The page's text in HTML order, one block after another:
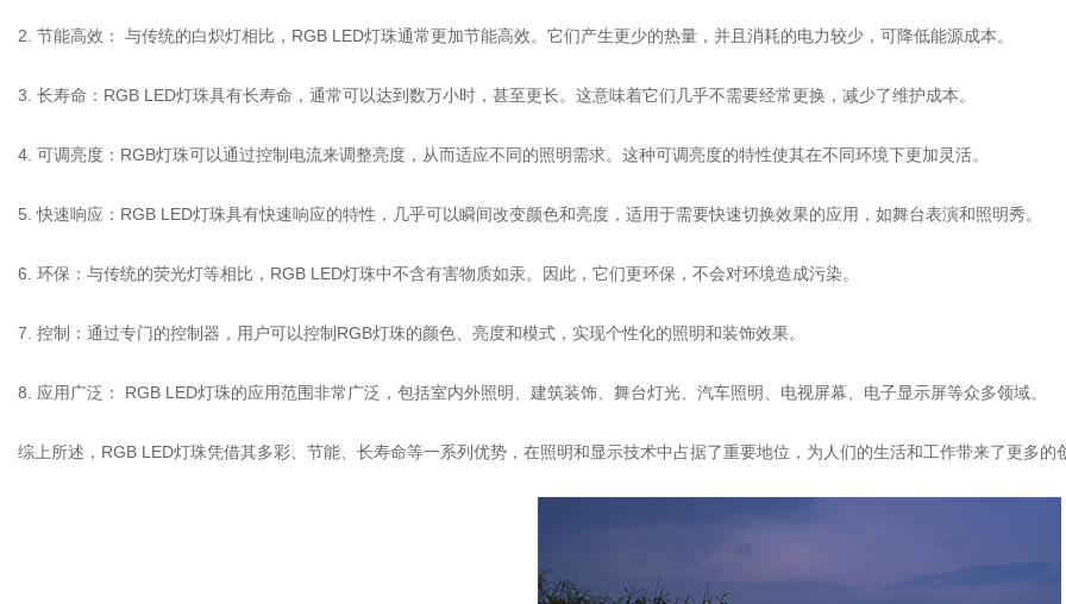
2. 节能高效： 与传统的白炽灯相比，RGB LED灯珠通常更加节能高效。它们产生更少的热量，并且消耗的电力较少，可降低能源成本。
3. 长寿命：RGB LED灯珠具有长寿命，通常可以达到数万小时，甚至更长。这意味着它们几乎不需要经常更换，减少了维护成本。
4. 可调亮度：RGB灯珠可以通过控制电流来调整亮度，从而适应不同的照明需求。这种可调亮度的特性使其在不同环境下更加灵活。
5. 快速响应：RGB LED灯珠具有快速响应的特性，几乎可以瞬间改变颜色和亮度，适用于需要快速切换效果的应用，如舞台表演和照明秀。
6. 环保：与传统的荧光灯等相比，RGB LED灯珠中不含有害物质如汞。因此，它们更环保，不会对环境造成污染。
7. 控制：通过专门的控制器，用户可以控制RGB灯珠的颜色、亮度和模式，实现个性化的照明和装饰效果。
8. 应用广泛： RGB LED灯珠的应用范围非常广泛，包括室内外照明、建筑装饰、舞台灯光、汽车照明、电视屏幕、电子显示屏等众多领域。
综上所述，RGB LED灯珠凭借其多彩、节能、长寿命等一系列优势，在照明和显示技术中占据了重要地位，为人们的生活和工作带来了更多的